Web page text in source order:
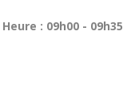
Heure : 09h00 - 09h35